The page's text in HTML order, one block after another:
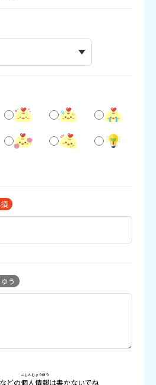
う
どの個人情報
こじんじょうほう
は書かないでね